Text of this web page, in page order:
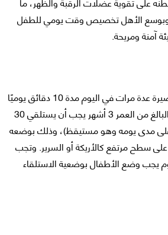
الأهل تخصيص وقت يومي للطفل
آمنة ومريحة.
ويُنصح بالبدء بجلسات قصيرة عدة مرات في اليوم مدة 10 دقائق يوميًا
عن كل شهر. مثلًا الطفل البالغ من العمر 3 أشهر يجب أن يستلقي 30
مدى يومه وهو مستيقظ)، وذلك بوضعه
سطح مرتفع كالأريكة أو السرير. وتجب
يجب وضع الأطفال بوضعية الاستلقاء